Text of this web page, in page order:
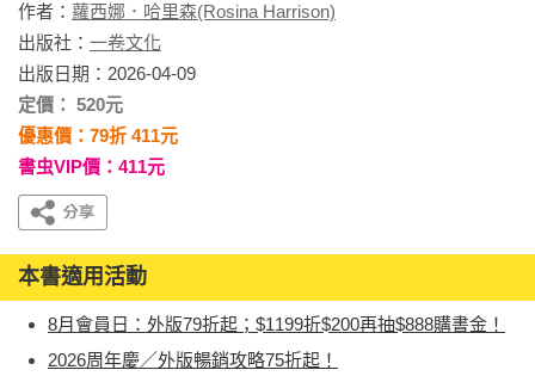
作者： 蘿西娜．哈里森(Rosina Harrison)
出版社： 一卷文化
出版日期：2026-04-09
定價： 520元
優惠價：79折 411元
書虫VIP價：411元
本書適用活動
8月會員日：外版79折起；$1199折$200再抽$888購書金！
2026周年慶／外版暢銷攻略75折起！